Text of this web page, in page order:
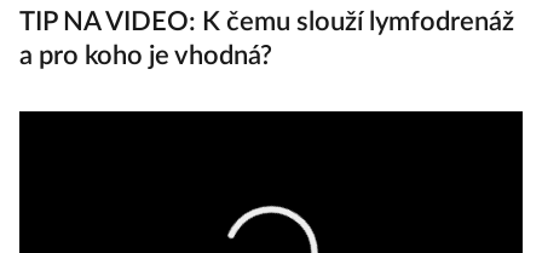
TIP NA VIDEO: K čemu slouží lymfodrenáž
a pro koho je vhodná?